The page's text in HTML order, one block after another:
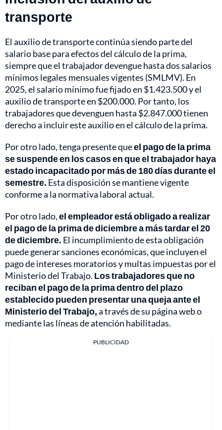
transporte
El auxilio de transporte continúa siendo parte del
salario base para efectos del cálculo de la prima,
siempre que el trabajador devengue hasta dos salarios
mínimos legales mensuales vigentes (SMLMV). En
2025, el salario mínimo fue fijado en $1.423.500 y el
auxilio de transporte en $200.000. Por tanto, los
trabajadores que devenguen hasta $2.847.000 tienen
derecho a incluir este auxilio en el cálculo de la prima.
Por otro lado, tenga presente queel pago de la prima
se suspende en los casos en que el trabajador haya
estado incapacitado por más de 180 días durante el
semestre. Esta disposición se mantiene vigente
conforme a la normativa laboral actual.
Por otro lado,el empleador está obligado a realizar
el pago de la prima de diciembre a más tardar el 20
de diciembre. El incumplimiento de esta obligación
puede generar sanciones económicas, que incluyen el
pago de intereses moratorios y multas impuestas por el
Ministerio del Trabajo. Los trabajadores que no
reciban el pago de la prima dentro del plazo
establecido pueden presentar una queja ante el
Ministerio del Trabajo,a través de su página web o
mediante las líneas de atención habilitadas.
PUBLICIDAD